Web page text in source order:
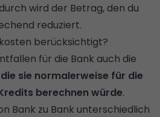
wird der Betrag, den du
reduziert.
berücksichtigt?
für die Bank auch die
sie normalerweise für die
berechnen würde.
Bank zu Bank unterschiedlich